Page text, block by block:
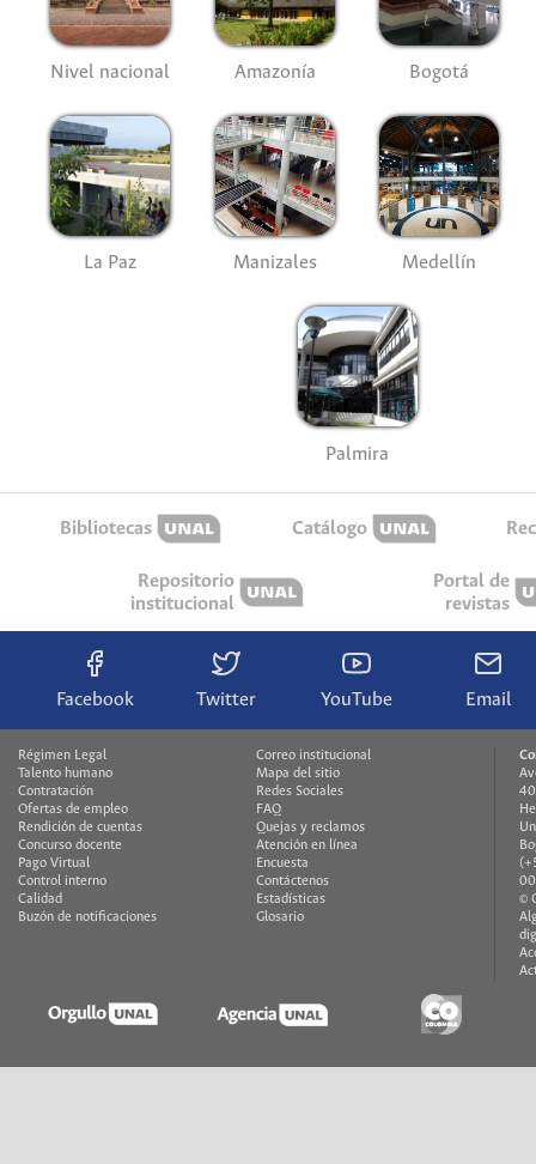
Nivel nacional Amazonía Bogotá
La Paz Manizales Medellín
Palmira
Bibliotecas Catálogo
Repositorio
institucional
Portal de
revistas
Facebook Twitter YouTube Email
Régimen Legal
Talento humano
Contratación
Ofertas de empleo
Rendición de cuentas
Concurso docente
Pago Virtual
Control interno
Calidad
Buzón de notificaciones
Correo institucional
Mapa del sitio
Redes Sociales
FAQ
Quejas y reclamos
Atención en línea
Encuesta
Contáctenos
Estadísticas
Glosario
©